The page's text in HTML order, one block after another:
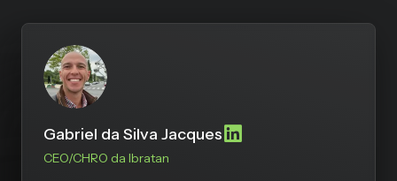
Gabriel da Silva Jacques
CEO/CHRO da Ibratan